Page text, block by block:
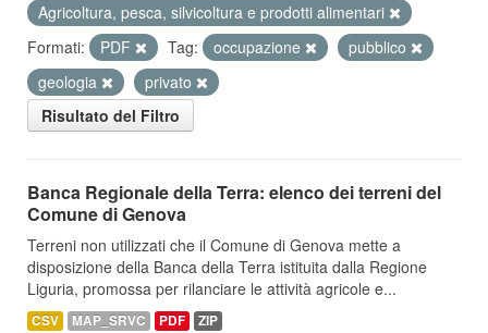
Agricoltura, pesca, silvicoltura e prodotti alimentari
Formati:
PDF Tag: occupazione
pubblico
geologia
privato
Risultato del Filtro
Banca Regionale della Terra: elenco dei terreni del
Comune di Genova
Terreni non utilizzati che il Comune di Genova mette a
disposizione della Banca della Terra istituita dalla Regione
Liguria, promossa per rilanciare le attività agricole e...
CSV MAP_SRVC PDF ZIP